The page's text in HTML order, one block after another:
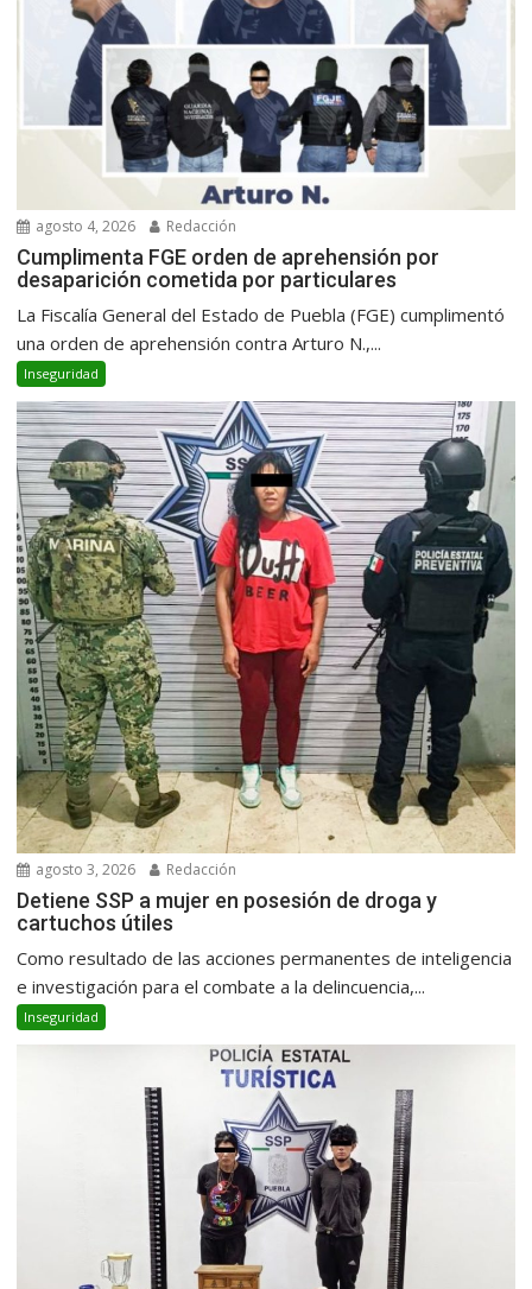
agosto 4, 2026 Redacción
Cumplimenta FGE orden de aprehensión por
desaparición cometida por particulares
La Fiscalía General del Estado de Puebla (FGE) cumplimentó
una orden de aprehensión contra Arturo N.,...
Inseguridad
agosto 3, 2026 Redacción
Detiene SSP a mujer en posesión de droga y
cartuchos útiles
Como resultado de las acciones permanentes de inteligencia
e investigación para el combate a la delincuencia,...
Inseguridad